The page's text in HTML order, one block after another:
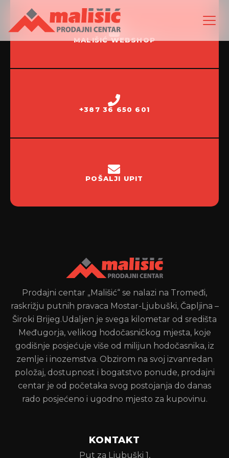
MALIŠIĆ WEBSHOP
+387 36 650 601
POŠALJI UPIT
Prodajni centar „Mališić“ se nalazi na Tromeđi,
raskrižju putnih pravaca Mostar-Ljubuški, Čapljina –
Široki Brijeg.Udaljen je svega kilometar od središta
Međugorja, velikog hodočasničkog mjesta, koje
godišnje posjećuje više od milijun hodočasnika, iz
zemlje i inozemstva. Obzirom na svoj izvanredan
položaj, dostupnost i bogatstvo ponude, prodajni
centar je od početaka svog postojanja do danas
rado posjećeno i ugodno mjesto za kupovinu.
KONTAKT
Put za Ljubuški 1,